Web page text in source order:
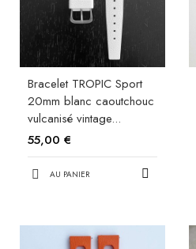
Bracelet TROPIC Sport
20mm blanc caoutchouc
vulcanisé vintage...
55,00 €
AU PANIER